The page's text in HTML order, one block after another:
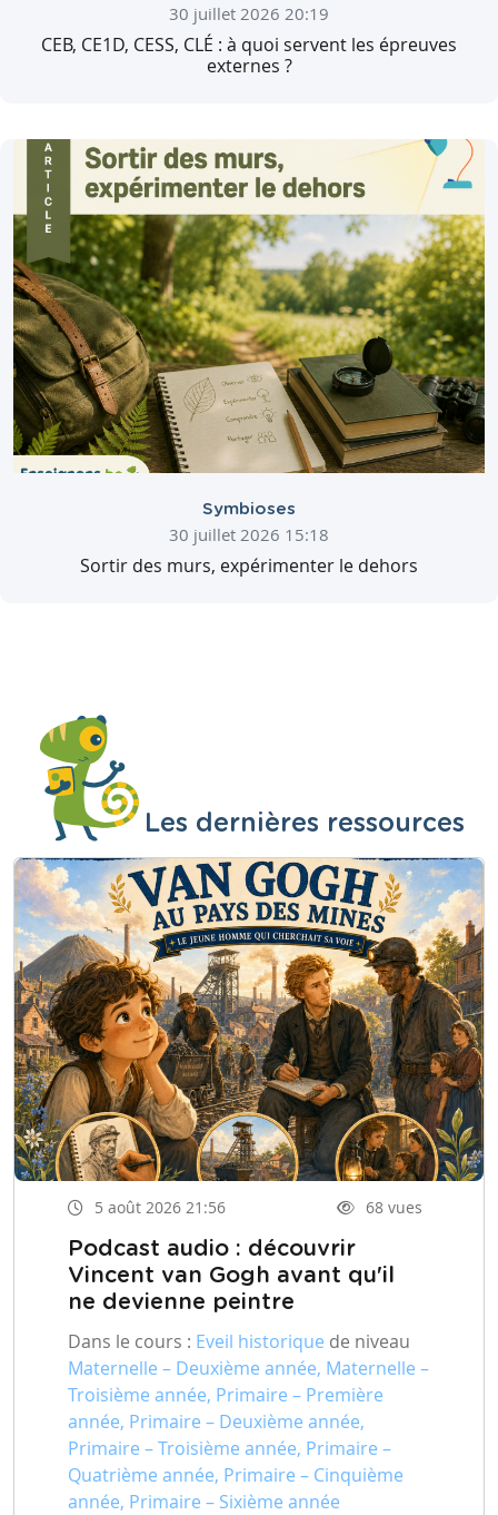
30 juillet 2026 20:19
CEB, CE1D, CESS, CLÉ : à quoi servent les épreuves
externes ?
Symbioses
30 juillet 2026 15:18
Sortir des murs, expérimenter le dehors
Les dernières ressources
5 août 2026 21:56 68 vues
Podcast audio : découvrir
Vincent van Gogh avant qu'il
ne devienne peintre
Dans le cours : Eveil historique de niveau
Maternelle – Deuxième année, Maternelle –
Troisième année, Primaire – Première
année, Primaire – Deuxième année,
Primaire – Troisième année, Primaire –
Quatrième année, Primaire – Cinquième
année, Primaire – Sixième année